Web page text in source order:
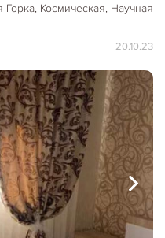
Космическая, Научная
20.10.23